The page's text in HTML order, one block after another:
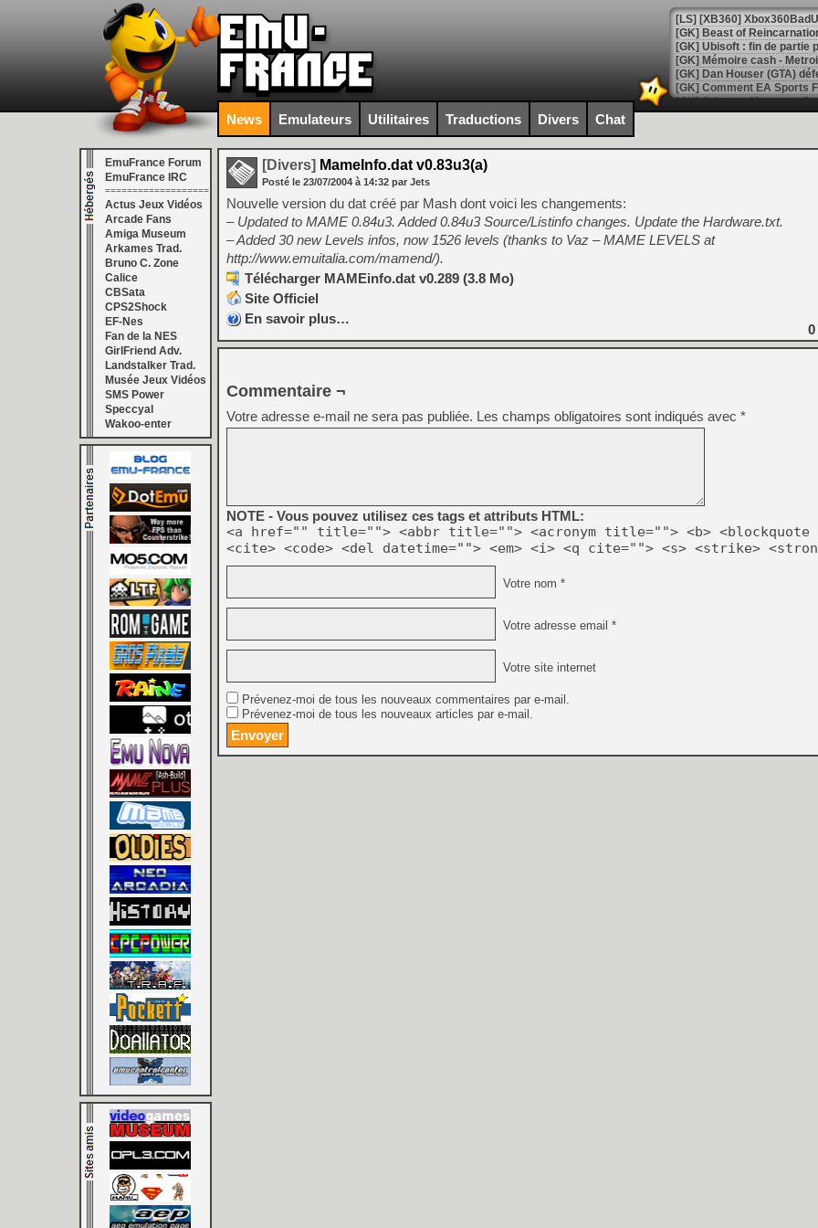
[GK] Beast of
[GK] Ubisoft : fin de partie
[GK] Mémoire cash -
[GK] Dan Houser (GTA)
[GK] Comment EA Sports
[GK] Crimson Moon : un
[GK] Isle of Reveries : le
[GK] Moonlighter 2 : The
[GK] Capcom relance
[Mo5] Deux inédits du
[GK] Le beat'em up The
[GK] Endless Legend 2 :
[LS] [PS5] Le WebKit
[GK] Oubliez Crazy Taxi,
[LS] [Switch] NSZ 5.0.0
[GK] No More Room in
[GK] Un chatbot Atelier
[GK] Mémoire cash -
[GK] Nvidia : le prix des
[GK] Suikoden Star Leap
[Mo5] La mini borne
[GK] Atari renoue avec les
[GK] Le studio de FIFA
[GK] La PlayStation 1 en
[GK] Dawn of War 4 : les
[GK] CloverPit : l'héritier
[GK] Stellar Blade : Blood
[GK] Palworld Online est
[GK] Wuchang 2 : le
[GK] Minecraft et ses «
News Emulateurs Utilitaires Traductions Divers Chat
EmuFrance Forum
EmuFrance IRC
===================
Actus Jeux Vidéos
Arcade Fans
Amiga Museum
Arkames Trad.
Bruno C. Zone
Calice
CBSata
CPS2Shock
EF-Nes
Fan de la NES
GirlFriend Adv.
Landstalker Trad.
Musée Jeux Vidéos
SMS Power
Speccyal
Wakoo-enter
[Divers] MameInfo.dat v0.83u3(a)
Posté le 23/07/2004 à 14:32 par Jets
Nouvelle version du dat créé par Mash dont voici les changements:
– Updated to MAME 0.84u3. Added 0.84u3 Source/Listinfo changes. Update the Hardware.txt.
– Added 30 new Levels infos, now 1526 levels (thanks to Vaz – MAME LEVELS at
http://www.emuitalia.com/mamend/).
Télécharger MAMEinfo.dat v0.289 (3.8 Mo)
Site Officiel
En savoir plus…
0
Commentaire ¬
Votre adresse e-mail ne sera pas publiée. Les champs obligatoires sont indiqués avec *
NOTE - Vous pouvez utilisez ces tags et attributs HTML:
<a href="" title=""> <abbr title=""> <acronym title=""> <b> <blockquote
<cite> <code> <del datetime=""> <em> <i> <q cite=""> <s> <strike>
Votre nom *
Votre adresse email *
Votre site internet
Prévenez-moi de tous les nouveaux commentaires par e-mail.
Prévenez-moi de tous les nouveaux articles par e-mail.